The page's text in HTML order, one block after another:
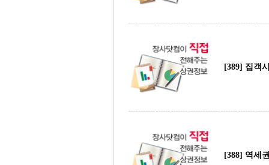
[389] 집객
[388] 역세